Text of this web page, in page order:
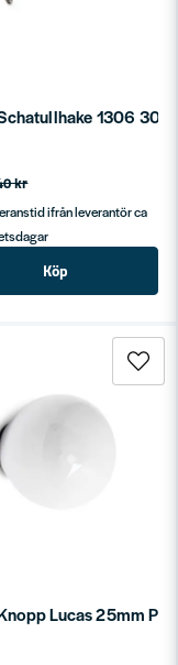
tenn SB 1306
kr
ifrån leverantör ca
Köp
SB
Lucas 25mm